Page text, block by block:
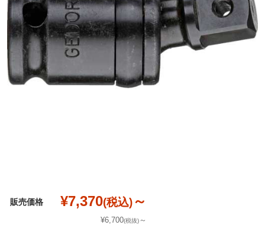
販売価格 ¥7,370(税込)～
¥6,700(税抜)～